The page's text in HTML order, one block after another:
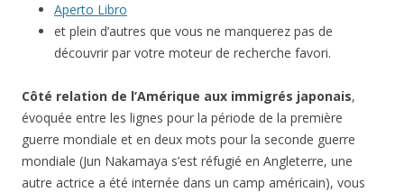
Aperto Libro
et plein d’autres que vous ne manquerez pas de
découvrir par votre moteur de recherche favori.
Côté relation de l’Amérique aux immigrés japonais,
évoquée entre les lignes pour la période de la première
guerre mondiale et en deux mots pour la seconde guerre
mondiale (Jun Nakamaya s’est réfugié en Angleterre, une
autre actrice a été internée dans un camp américain), vous